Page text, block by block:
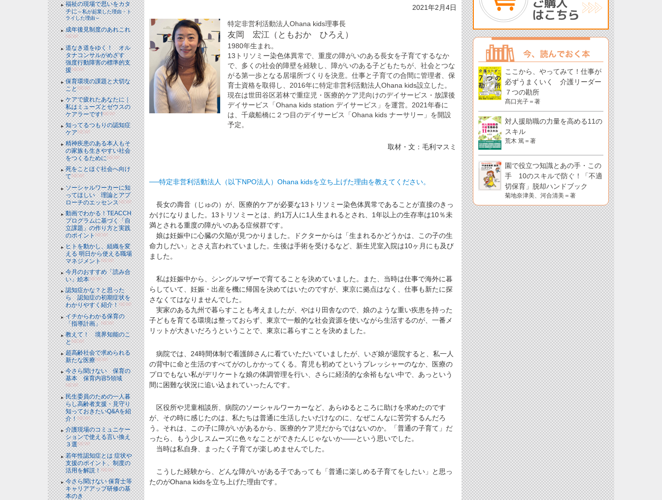
福祉の現場で思いをカタ
チに～私が起業した理由・ト
ライした理由～
成年後見制度のあれこれ
NEW!
道なき道をゆく！ オル
タナコンサルがめざす
強度行動障害の標準的支
援NEW!
保育環境の課題と大切な
ことNEW!
ケアで疲れたあなたに｜
私はミューズとゼウスの
ケアラーです!NEW!
知ってるつもりの認知症
ケアNEW!
精神疾患のある本人もそ
の家族も生きやすい社会
をつくるためにNEW!
死をことほぐ社会へ向け
てNEW!
ソーシャルワーカーに知
ってほしい 理論とアプ
ローチのエッセンスNEW!
動画でわかる！TEACCH
プログラムに基づく「自
立課題」の作り方と実践
のポイントNEW!
ヒトを動かし、組織を変
える 明日から使える職場
マネジメントNEW!
今月のおすすめ「読み合
い」絵本NEW!
認知症かな？と思った
ら 認知症の初期症状を
わかりやすく紹介！NEW!
イチからわかる保育の
「指導計画」NEW!
教えて！ 境界知能のこ
とNEW!
超高齢社会で求められる
新たな医療NEW!
今さら聞けない 保育の
基本 保育内容5領域
NEW!
民生委員のための一人暮
らし高齢者支援・見守り
知っておきたいQ&Aを紹
介！NEW!
介護現場のコミュニケー
ションで使える言い換え
３選NEW!
若年性認知症とは 症状や
支援のポイント、制度の
活用を解説！NEW!
今さら聞けない 保育士等
キャリアアップ研修の基
本のき
2021年2月4日
特定非営利活動法人Ohana kids理事長
友岡 宏江（ともおか ひろえ）
1980年生まれ。
13トリソミー染色体異常で、重度の障がいのある長女を子育てするなか
で、多くの社会的障壁を経験し、障がいのある子どもたちが、社会とつな
がる第一歩となる居場所づくりを決意。仕事と子育ての合間に管理者、保
育士資格を取得し、2016年に特定非営利活動法人Ohana kids設立した。
現在は世田谷区若林で重症児・医療的ケア児向けのデイサービス・放課後
デイサービス「Ohana kids station デイサービス」を運営。2021年春に
は、千歳船橋に２つ目のデイサービス「Ohana kids ナーサリー」を開設
予定。
取材・文：毛利マスミ
──特定非営利活動法人（以下NPO法人）Ohana kidsを立ち上げた理由を教えてください。
長女の壽音（じゅの）が、医療的ケアが必要な13トリソミー染色体異常であることが直接のきっ
かけになりました。13トリソミーとは、約1万人に1人生まれるとされ、1年以上の生存率は10％未
満とされる重度の障がいのある症候群です。
娘は妊娠中に心臓の欠陥が見つかりました。ドクターからは「生まれるかどうかは、この子の生
命力しだい」とさえ言われていました。生後は手術を受けるなど、新生児室入院は10ヶ月にも及び
ました。
私は妊娠中から、シングルマザーで育てることを決めていました。また、当時は仕事で海外に暮
らしていて、妊娠・出産を機に帰国を決めてはいたのですが、東京に拠点はなく、仕事も新たに探
さなくてはなりませんでした。
実家のある九州で暮らすことも考えましたが、やはり田舎なので、娘のような重い疾患を持った
子どもを育てる環境は整っておらず、東京で一般的な社会資源を使いながら生活するのが、一番メ
リットが大きいだろうということで、東京に暮らすことを決めました。
病院では、24時間体制で看護師さんに看ていただいていましたが、いざ娘が退院すると、私一人
の背中に命と生活のすべてがのしかかってくる。育児も初めてというプレッシャーのなか、医療の
プロでもない私がデリケートな娘の体調管理を行い、さらに経済的な余裕もない中で、あっという
間に困難な状況に追い込まれていったんです。
区役所や児童相談所、病院のソーシャルワーカーなど、あらゆるところに助けを求めたのです
が、その時に感じたのは、私たちは普通に生活したいだけなのに、なぜこんなに苦労するんだろ
う。それは、この子に障がいがあるから、医療的ケア児だからではないのか。「普通の子育て」だ
ったら、もう少しスムーズに色々なことができたんじゃないか――という思いでした。
当時は私自身、まったく子育てが楽しめませんでした。
こうした経験から、どんな障がいがある子であっても「普通に楽しめる子育てをしたい」と思っ
たのがOhana kidsを立ち上げた理由です。
ここから、やってみて！仕事が
必ずうまくいく 介護リーダー
７つの勘所
髙口光子＝著
対人援助職の力量を高める11の
スキル
荒木 篤＝著
園で役立つ知識とあの手・この
手 10のスキルで防ぐ！「不適
切保育」脱却ハンドブック
菊地奈津美、河合清美＝著